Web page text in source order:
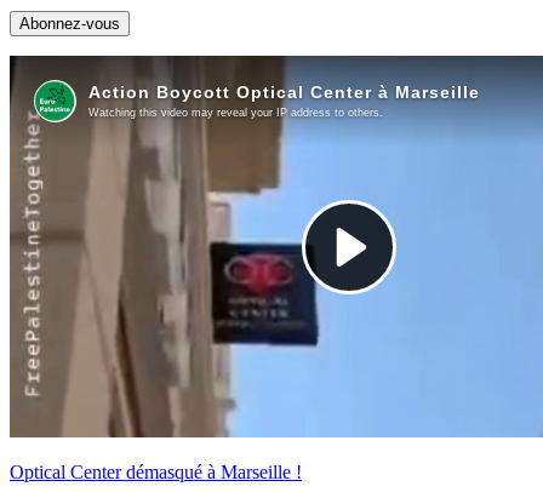
Optical Center démasqué à Marseille !